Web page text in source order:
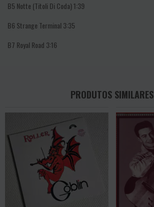
B5 Notte (Titoli Di Coda) 1:39
B6 Strange Terminal 3:35
B7 Royal Road 3:16
PRODUTOS SIMILARES